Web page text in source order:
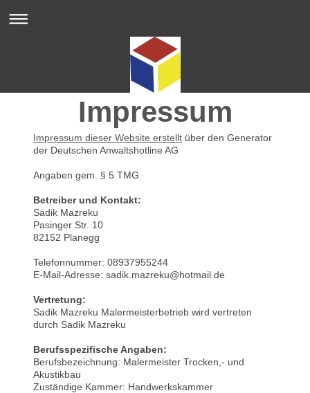
Impressum
Impressum dieser Website erstellt über den Generator
der Deutschen Anwaltshotline AG
Angaben gem. § 5 TMG
Betreiber und Kontakt:
Sadik Mazreku
Pasinger Str. 10
82152 Planegg
Telefonnummer: 08937955244
E-Mail-Adresse: sadik.mazreku@hotmail.de
Vertretung:
Sadik Mazreku Malermeisterbetrieb wird vertreten
durch Sadik Mazreku
Berufsspezifische Angaben:
Berufsbezeichnung: Malermeister Trocken,- und
Akustikbau
Zuständige Kammer: Handwerkskammer